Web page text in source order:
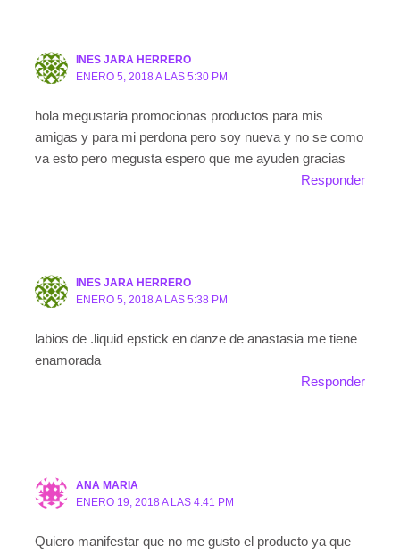
INES JARA HERRERO
ENERO 5, 2018 A LAS 5:30 PM
hola megustaria promocionas productos para mis
amigas y para mi perdona pero soy nueva y no se como
va esto pero megusta espero que me ayuden gracias
Responder
INES JARA HERRERO
ENERO 5, 2018 A LAS 5:38 PM
labios de .liquid epstick en danze de anastasia me tiene
enamorada
Responder
ANA MARIA
ENERO 19, 2018 A LAS 4:41 PM
Quiero manifestar que no me gusto el producto ya que